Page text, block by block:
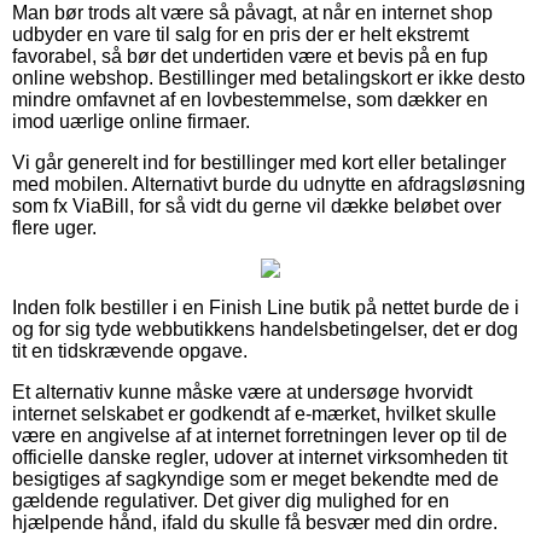
Man bør trods alt være så påvagt, at når en internet shop
udbyder en vare til salg for en pris der er helt ekstremt
favorabel, så bør det undertiden være et bevis på en fup
online webshop. Bestillinger med betalingskort er ikke desto
mindre omfavnet af en lovbestemmelse, som dækker en
imod uærlige online firmaer.
Vi går generelt ind for bestillinger med kort eller betalinger
med mobilen. Alternativt burde du udnytte en afdragsløsning
som fx ViaBill, for så vidt du gerne vil dække beløbet over
flere uger.
Inden folk bestiller i en Finish Line butik på nettet burde de i
og for sig tyde webbutikkens handelsbetingelser, det er dog
tit en tidskrævende opgave.
Et alternativ kunne måske være at undersøge hvorvidt
internet selskabet er godkendt af e-mærket, hvilket skulle
være en angivelse af at internet forretningen lever op til de
officielle danske regler, udover at internet virksomheden tit
besigtiges af sagkyndige som er meget bekendte med de
gældende regulativer. Det giver dig mulighed for en
hjælpende hånd, ifald du skulle få besvær med din ordre.